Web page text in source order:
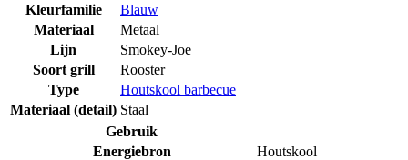
Kleurfamilie
Blauw
Materiaal
Metaal
Lijn
Smokey-Joe
Soort grill
Rooster
Type
Houtskool barbecue
Materiaal (detail) Staal
Gebruik
Energiebron
Houtskool